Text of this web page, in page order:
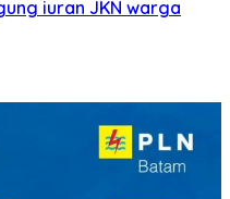
iuran JKN warga